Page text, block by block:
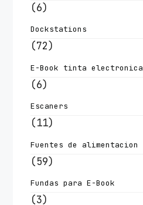
(6)
Dockstations
(72)
E-Book tinta electronica
(6)
Escaners
(11)
Fuentes de alimentacion
(59)
Fundas para E-Book
(3)